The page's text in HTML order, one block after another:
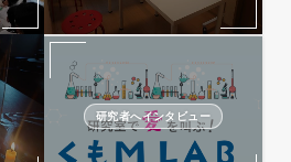
研究者へインタビュー